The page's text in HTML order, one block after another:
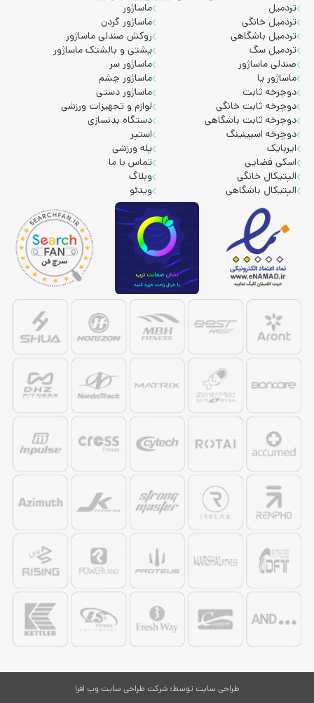
تردمیل
تردمیل خانگی
تردمیل باشگاهی
تردمیل سگ
صندلی ماساژور
ماساژور پا
دوچرخه ثابت
دوچرخه ثابت خانگی
دوچرخه ثابت باشگاهی
دوچرخه اسپینینگ
ایربایک
اسکی فضایی
الپتیکال خانگی
الپتیکال باشگاهی
ماساژور
ماساژور گردن
روکش صندلی ماساژور
پشتی و بالشتک ماساژور
ماساژور سر
ماساژور چشم
ماساژور دستی
لوازم و تجهیزات ورزشی
دستگاه بدنسازی
استپر
پله ورزشی
تماس با ما
وبلاگ
ویدئو
طراحی سایت توسط:شرکت طراحی سایت وب افرا